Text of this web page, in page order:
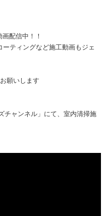
配信中！！
ティングなど施工動画もジェ
願いします
チャンネル」にて、室内清掃施